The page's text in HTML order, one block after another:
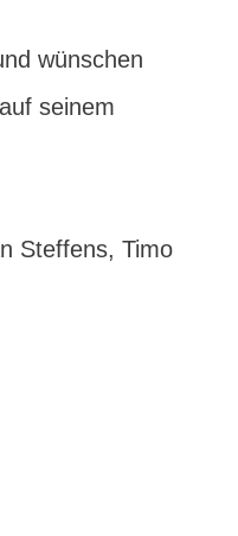
wünschen
seinem
Steffens, Timo